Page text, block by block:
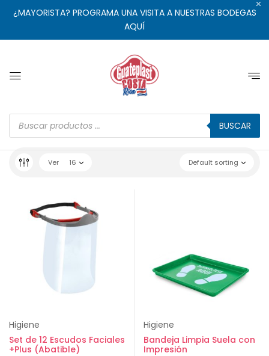
¿MAYORISTA? PROGRAMA UNA VISITA A NUESTRAS BODEGAS
AQUÍ
BUSCAR
Default sorting
Ver 16
Higiene
Set de 12 Escudos Faciales
+Plus (Abatible)
Higiene
Bandeja Limpia Suela con
Impresión